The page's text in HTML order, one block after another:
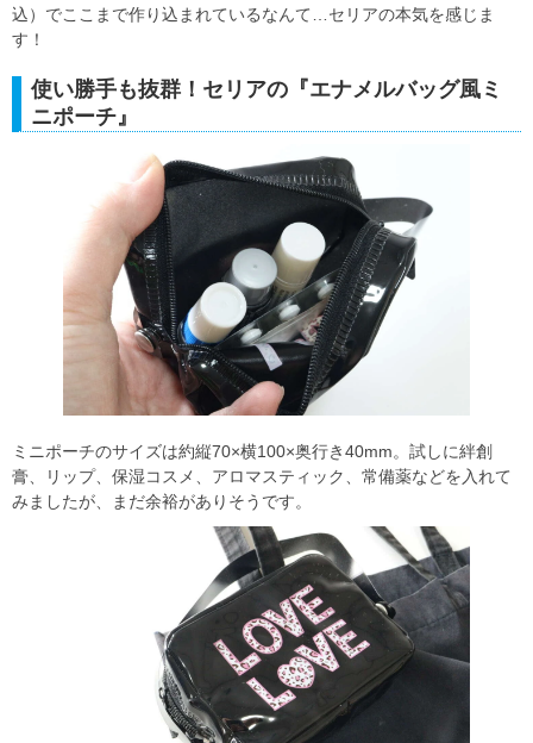
込）でここまで作り込まれているなんて…セリアの本気を感じま
す！
使い勝手も抜群！セリアの『エナメルバッグ風ミ
ニポーチ』
ミニポーチのサイズは約縦70×横100×奥行き40mm。試しに絆創
膏、リップ、保湿コスメ、アロマスティック、常備薬などを入れて
みましたが、まだ余裕がありそうです。